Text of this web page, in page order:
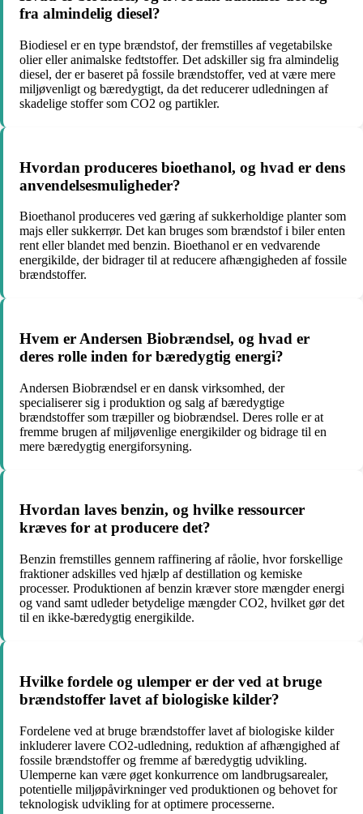
fra almindelig diesel?
Biodiesel er en type brændstof, der fremstilles af vegetabilske
olier eller animalske fedtstoffer. Det adskiller sig fra almindelig
diesel, der er baseret på fossile brændstoffer, ved at være mere
miljøvenligt og bæredygtigt, da det reducerer udledningen af
skadelige stoffer som CO2 og partikler.
Hvordan produceres bioethanol, og hvad er dens
anvendelsesmuligheder?
Bioethanol produceres ved gæring af sukkerholdige planter som
majs eller sukkerrør. Det kan bruges som brændstof i biler enten
rent eller blandet med benzin. Bioethanol er en vedvarende
energikilde, der bidrager til at reducere afhængigheden af fossile
brændstoffer.
Hvem er Andersen Biobrændsel, og hvad er
deres rolle inden for bæredygtig energi?
Andersen Biobrændsel er en dansk virksomhed, der
specialiserer sig i produktion og salg af bæredygtige
brændstoffer som træpiller og biobrændsel. Deres rolle er at
fremme brugen af miljøvenlige energikilder og bidrage til en
mere bæredygtig energiforsyning.
Hvordan laves benzin, og hvilke ressourcer
kræves for at producere det?
Benzin fremstilles gennem raffinering af råolie, hvor forskellige
fraktioner adskilles ved hjælp af destillation og kemiske
processer. Produktionen af benzin kræver store mængder energi
og vand samt udleder betydelige mængder CO2, hvilket gør det
til en ikke-bæredygtig energikilde.
Hvilke fordele og ulemper er der ved at bruge
brændstoffer lavet af biologiske kilder?
Fordelene ved at bruge brændstoffer lavet af biologiske kilder
inkluderer lavere CO2-udledning, reduktion af afhængighed af
fossile brændstoffer og fremme af bæredygtig udvikling.
Ulemperne kan være øget konkurrence om landbrugsarealer,
potentielle miljøpåvirkninger ved produktionen og behovet for
teknologisk udvikling for at optimere processerne.